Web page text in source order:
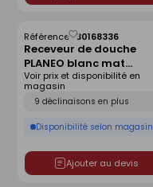
Receveur de douche
PLANEO blanc mat
antidérapant - 180 x 80
cm
Référence :30168336
Déclinaison
Disponibilité selon magasin
Voir prix et disponibilité en
magasin
Ajouter au devis
Enregistrer
comme
liste